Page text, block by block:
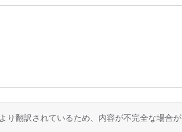
り翻訳されているため、内容が不完全な場合が